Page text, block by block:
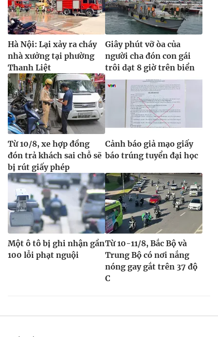
Hà Nội: Lại xảy ra cháy
nhà xưởng tại phường
Thanh Liệt
Giây phút vỡ òa của
người cha đón con gái
trôi dạt 8 giờ trên biển
Từ 10/8, xe hợp đồng
đón trả khách sai chỗ sẽ
bị rút giấy phép
Cảnh báo giả mạo giấy
báo trúng tuyển đại học
Một ô tô bị ghi nhận gần
100 lỗi phạt nguội
Từ 10-11/8, Bắc Bộ và
Trung Bộ có nơi nắng
nóng gay gắt trên 37 độ
C